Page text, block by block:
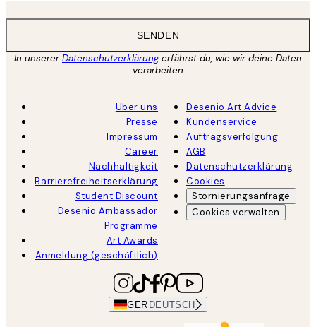
SENDEN
In unsererDatenschutzerklärungerfährst du, wie wir deine Daten
verarbeiten
Über uns
Presse
Impressum
Career
Nachhaltigkeit
Barrierefreiheitserklärung
Student Discount
Desenio Ambassador
Programme
Art Awards
Anmeldung (geschäftlich)
Desenio Art Advice
Kundenservice
Auftragsverfolgung
AGB
Datenschutzerklärung
Cookies
Stornierungsanfrage
Cookies verwalten
GER DEUTSCH